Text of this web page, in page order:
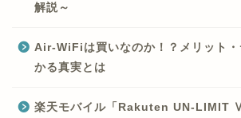
解説～
Air-WiFiは買いなのか！？メリット・
かる真実とは
楽天モバイル「Rakuten UN-LIMIT